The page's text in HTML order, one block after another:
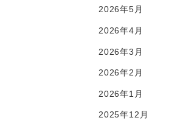
2026年5月
2026年4月
2026年3月
2026年2月
2026年1月
2025年12月